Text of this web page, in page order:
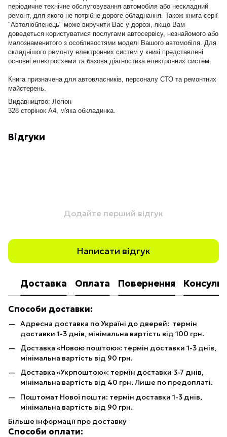
періодичне технічне обслуговування автомобіля або нескладний
ремонт, для якого не потрібне дороге обладнання. Також книга серії
"Автолюбленець" може виручити Вас у дорозі, якщо Вам
доведеться користуватися послугами автосервісу, незнайомого або
малознаменитого з особливостями моделі Вашого автомобіля. Для
складнішого ремонту електронних систем у книзі представлені
основні електросхеми та базова діагностика електронних систем.
Книга призначена для автовласників, персоналу СТО та ремонтних
майстерень.
Видавництво: Легіон
328 сторінок А4, м'яка обкладинка.
Відгуки
Додайте перший відгук
Написати відгук
Доставка Оплата Повернення
Способи доставки:
Адресна доставка по Україні до дверей: термін
доставки 1-3 днів, мінімальна вартість від 100 грн.
Доставка «Новою поштою»: термін доставки 1-3 днів,
мінімальна вартість від 90 грн.
Доставка «Укрпоштою»: термін доставки 3-7 днів,
мінімальна вартість від 40 грн. Лише по предоплаті.
Поштомат Нової пошти: термін доставки 1-3 днів,
мінімальна вартість від 90 грн.
Більше інформації про доставку
Способи оплати: